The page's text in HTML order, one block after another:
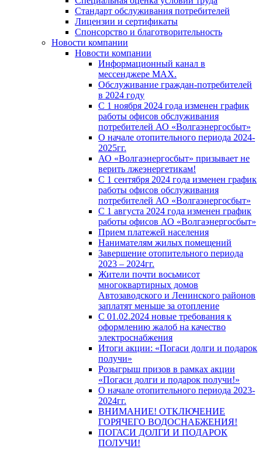
Стандарт обслуживания потребителей
Лицензии и сертификаты
Спонсорство и благотворительность
Новости компании
Новости компании
Информационный канал в
мессенджере MAX.
Обслуживание граждан-потребителей
в 2024 году
С 1 ноября 2024 года изменен график
работы офисов обслуживания
потребителей АО «Волгаэнергосбыт»
О начале отопительного периода 2024-
2025гг.
АО «Волгаэнергосбыт» призывает не
верить лжеэнергетикам!
С 1 сентября 2024 года изменен график
работы офисов обслуживания
потребителей АО «Волгаэнергосбыт»
С 1 августа 2024 года изменен график
работы офисов АО «Волгаэнергосбыт»
Прием платежей населения
Нанимателям жилых помещений
Завершение отопительного периода
2023 – 2024гг.
Жители почти восьмисот
многоквартирных домов
Автозаводского и Ленинского районов
заплатят меньше за отопление
С 01.02.2024 новые требования к
оформлению жалоб на качество
электроснабжения
Итоги акции: «Погаси долги и подарок
получи»
Розыгрыш призов в рамках акции
«Погаси долги и подарок получи!»
О начале отопительного периода 2023-
2024гг.
ВНИМАНИЕ! ОТКЛЮЧЕНИЕ
ГОРЯЧЕГО ВОДОСНАБЖЕНИЯ!
ПОГАСИ ДОЛГИ И ПОДАРОК
ПОЛУЧИ!